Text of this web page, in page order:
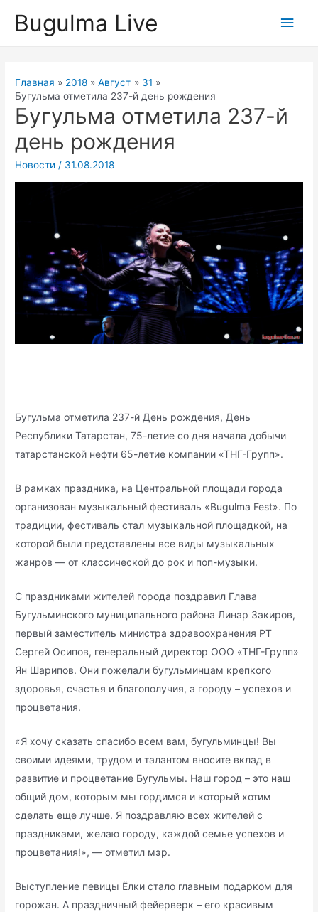
Bugulma Live
Главная 2018 Август
31
Бугульма отметила 237-й день рождения
Бугульма отметила 237-й
день рождения
Новости / 31.08.2018
Бугульма отметила 237-й День рождения, День
Республики Татарстан, 75-летие со дня начала добычи
татарстанской нефти 65-летие компании «ТНГ-Групп».
В рамках праздника, на Центральной площади города
организован музыкальный фестиваль «Bugulma Fest». По
традиции, фестиваль стал музыкальной площадкой, на
которой были представлены все виды музыкальных
жанров — от классической до рок и поп-музыки.
С праздниками жителей города поздравил Глава
Бугульминского муниципального района Линар Закиров,
первый заместитель министра здравоохранения РТ
Сергей Осипов, генеральный директор ООО «ТНГ-Групп»
Ян Шарипов. Они пожелали бугульминцам крепкого
здоровья, счастья и благополучия, а городу – успехов и
процветания.
«Я хочу сказать спасибо всем вам, бугульминцы! Вы
своими идеями, трудом и талантом вносите вклад в
развитие и процветание Бугульмы. Наш город – это наш
общий дом, которым мы гордимся и который хотим
сделать еще лучше. Я поздравляю всех жителей с
праздниками, желаю городу, каждой семье успехов и
процветания!», — отметил мэр.
Выступление певицы Ёлки стало главным подарком для
горожан. А праздничный фейерверк – его красивым